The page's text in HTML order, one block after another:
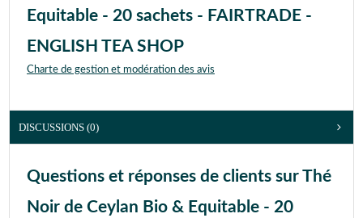
Equitable - 20 sachets - FAIRTRADE -
ENGLISH TEA SHOP
Charte de gestion et modération des avis
DISCUSSIONS (0)
Questions et réponses de clients sur Thé
Noir de Ceylan Bio & Equitable - 20